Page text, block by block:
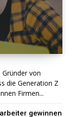
von
die Generation Z
Firmen...
gewinnen